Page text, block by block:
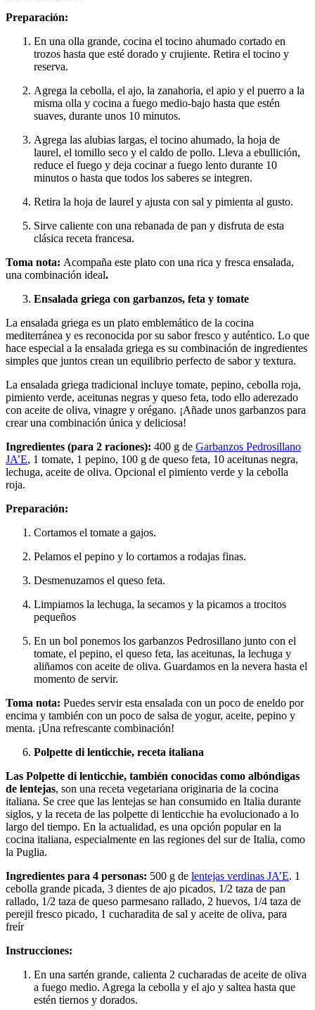
Preparación:
En una olla grande, cocina el tocino ahumado cortado en
trozos hasta que esté dorado y crujiente. Retira el tocino y
reserva.
Agrega la cebolla, el ajo, la zanahoria, el apio y el puerro a la
misma olla y cocina a fuego medio-bajo hasta que estén
suaves, durante unos 10 minutos.
Agrega las alubias largas, el tocino ahumado, la hoja de
laurel, el tomillo seco y el caldo de pollo. Lleva a ebullición,
reduce el fuego y deja cocinar a fuego lento durante 10
minutos o hasta que todos los saberes se integren.
Retira la hoja de laurel y ajusta con sal y pimienta al gusto.
Sirve caliente con una rebanada de pan y disfruta de esta
clásica receta francesa.
Toma nota: Acompaña este plato con una rica y fresca ensalada,
una combinación ideal.
Ensalada griega con garbanzos, feta y tomate
La ensalada griega es un plato emblemático de la cocina
mediterránea y es reconocida por su sabor fresco y auténtico. Lo que
hace especial a la ensalada griega es su combinación de ingredientes
simples que juntos crean un equilibrio perfecto de sabor y textura.
La ensalada griega tradicional incluye tomate, pepino, cebolla roja,
pimiento verde, aceitunas negras y queso feta, todo ello aderezado
con aceite de oliva, vinagre y orégano. ¡Añade unos garbanzos para
crear una combinación única y deliciosa!
Ingredientes (para 2 raciones): 400 g de Garbanzos Pedrosillano
JA’E, 1 tomate, 1 pepino, 100 g de queso feta, 10 aceitunas negra,
lechuga, aceite de oliva. Opcional el pimiento verde y la cebolla
roja.
Preparación:
Cortamos el tomate a gajos.
Pelamos el pepino y lo cortamos a rodajas finas.
Desmenuzamos el queso feta.
Limpiamos la lechuga, la secamos y la picamos a trocitos
pequeños
En un bol ponemos los garbanzos Pedrosillano junto con el
tomate, el pepino, el queso feta, las aceitunas, la lechuga y
aliñamos con aceite de oliva. Guardamos en la nevera hasta el
momento de servir.
Toma nota: Puedes servir esta ensalada con un poco de eneldo por
encima y también con un poco de salsa de yogur, aceite, pepino y
menta. ¡Una refrescante combinación!
Polpette di lenticchie, receta italiana
Las Polpette di lenticchie, también conocidas como albóndigas
de lentejas, son una receta vegetariana originaria de la cocina
italiana. Se cree que las lentejas se han consumido en Italia durante
siglos, y la receta de las polpette di lenticchie ha evolucionado a lo
largo del tiempo. En la actualidad, es una opción popular en la
cocina italiana, especialmente en las regiones del sur de Italia, como
la Puglia.
Ingredientes para 4 personas: 500 g de lentejas verdinas JA’E. 1
cebolla grande picada, 3 dientes de ajo picados, 1/2 taza de pan
rallado, 1/2 taza de queso parmesano rallado, 2 huevos, 1/4 taza de
perejil fresco picado, 1 cucharadita de sal y aceite de oliva, para
freír
Instrucciones:
En una sartén grande, calienta 2 cucharadas de aceite de oliva
a fuego medio. Agrega la cebolla y el ajo y saltea hasta que
estén tiernos y dorados.